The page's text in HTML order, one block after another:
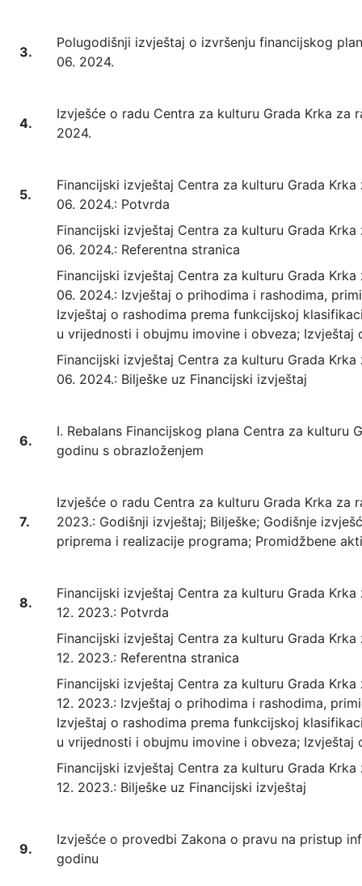
3.
Polugodišnji izvještaj o izvršenju financijskog
06. 2024.
4.
Izvješće o radu Centra za kulturu Grada Krka za
2024.
5.
Financijski izvještaj Centra za kulturu Grada Krka
06. 2024.: Potvrda
Financijski izvještaj Centra za kulturu Grada Krka
06. 2024.: Referentna stranica
Financijski izvještaj Centra za kulturu Grada Krka
06. 2024.: Izvještaj o prihodima i rashodima,
Izvještaj o rashodima prema funkcijskoj
u vrijednosti i obujmu imovine i obveza; Izvještaj
Financijski izvještaj Centra za kulturu Grada Krka
06. 2024.: Bilješke uz Financijski izvještaj
6.
I. Rebalans Financijskog plana Centra za kulturu
godinu s obrazloženjem
7.
Izvješće o radu Centra za kulturu Grada Krka za
2023.: Godišnji izvještaj; Bilješke; Godišnje
priprema i realizacije programa; Promidžbene
8.
Financijski izvještaj Centra za kulturu Grada Krka
12. 2023.: Potvrda
Financijski izvještaj Centra za kulturu Grada Krka
12. 2023.: Referentna stranica
Financijski izvještaj Centra za kulturu Grada Krka
12. 2023.: Izvještaj o prihodima i rashodima,
Izvještaj o rashodima prema funkcijskoj
u vrijednosti i obujmu imovine i obveza; Izvještaj
Financijski izvještaj Centra za kulturu Grada Krka
12. 2023.: Bilješke uz Financijski izvještaj
9.
Izvješće o provedbi Zakona o pravu na pristup
godinu